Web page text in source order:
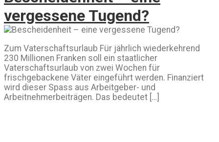
vergessene Tugend?
Zum Vaterschaftsurlaub Für jährlich wiederkehrend
230 Millionen Franken soll ein staatlicher
Vaterschaftsurlaub von zwei Wochen für
frischgebackene Väter eingeführt werden. Finanziert
wird dieser Spass aus Arbeitgeber- und
Arbeitnehmerbeiträgen. Das bedeutet […]